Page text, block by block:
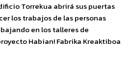
Torrekua abrirá sus puertas
los trabajos de las personas
en los talleres de
Habian! Fabrika Kreaktiboa